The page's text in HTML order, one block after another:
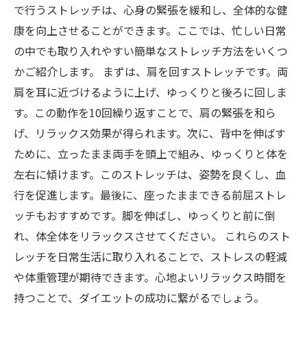
で行うストレッチは、心身の緊張を緩和し、全体的な健
康を向上させることができます。ここでは、忙しい日常
の中でも取り入れやすい簡単なストレッチ方法をいくつ
かご紹介します。 まずは、肩を回すストレッチです。両
肩を耳に近づけるように上げ、ゆっくりと後ろに回しま
す。この動作を10回繰り返すことで、肩の緊張を和ら
げ、リラックス効果が得られます。次に、背中を伸ばす
ために、立ったまま両手を頭上で組み、ゆっくりと体を
左右に傾けます。このストレッチは、姿勢を良くし、血
行を促進します。最後に、座ったままできる前屈ストレ
ッチもおすすめです。脚を伸ばし、ゆっくりと前に倒
れ、体全体をリラックスさせてください。 これらのスト
レッチを日常生活に取り入れることで、ストレスの軽減
や体重管理が期待できます。心地よいリラックス時間を
持つことで、ダイエットの成功に繋がるでしょう。